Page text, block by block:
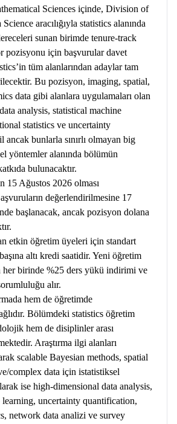
Sciences içinde, Division of
aracılığıyla statistics alanında
sunan birimde tenure-track
pozisyonu için başvurular davet
tüm alanlarından adaylar tam
Bu pozisyon, imaging, spatial,
data gibi alanlara uygulamaları olan
analysis, statistical machine
statistics ve uncertainty
bunlarla sınırlı olmayan big
yöntemler alanında bölümün
bulunacaktır.
15 Ağustos 2026 olması
değerlendirilmesine 17
başlanacak, ancak pozisyon dolana
etkin öğretim üyeleri için standart
altı kredi saatidir. Yeni öğretim
her birinde %25 ders yükü indirimi ve
alır.
hem de öğretimde
Bölümdeki statistics öğretim
hem de disiplinler arası
Araştırma ilgi alanları
scalable Bayesian methods, spatial
complex data için istatistiksel
ise high-dimensional data analysis,
learning, uncertainty quantification,
network data analizi ve survey